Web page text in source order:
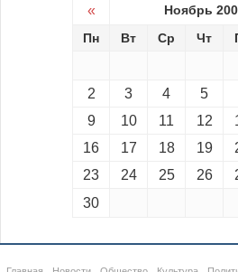
« Ноябрь
Пн Вт Ср Чт
2
3 4 5
9 10 11 12
16
17 18 19
23 24 25 26
30